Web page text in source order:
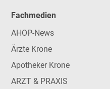
Fachmedien
AHOP-News
Ärzte Krone
Apotheker Krone
ARZT & PRAXIS